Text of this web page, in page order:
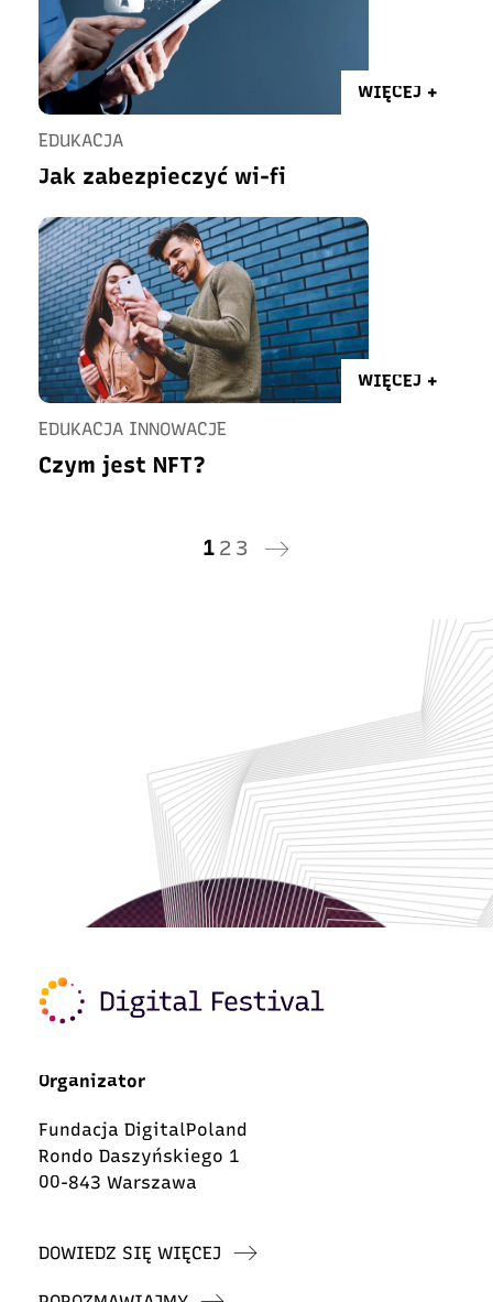
WIĘCEJ +
EDUKACJA
Jak zabezpieczyć wi-fi
WIĘCEJ +
EDUKACJA INNOWACJE
Czym jest NFT?
1 2 3
Organizator
Fundacja DigitalPoland
Rondo Daszyńskiego 1
00-843 Warszawa
DOWIEDZ SIĘ WIĘCEJ